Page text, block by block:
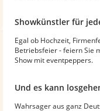
Showkünstler für
Egal ob Hochzeit,
Betriebsfeier - feiern Sie
Show mit eventpeppers.
Und es kann
Wahrsager aus ganz